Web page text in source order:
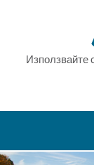
Използвайте